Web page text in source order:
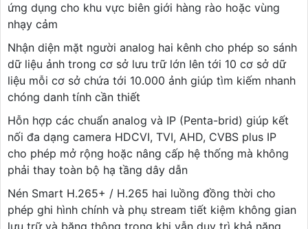
ứng dụng cho khu vực biên giới hàng rào hoặc vùng
nhạy cảm
Nhận diện mặt người analog hai kênh cho phép so sánh
dữ liệu ảnh trong cơ sở lưu trữ lớn lên tới 10 cơ sở dữ
liệu mỗi cơ sở chứa tới 10.000 ảnh giúp tìm kiếm nhanh
chóng danh tính cần thiết
Hỗn hợp các chuẩn analog và IP (Penta-brid) giúp kết
nối đa dạng camera HDCVI, TVI, AHD, CVBS plus IP
cho phép mở rộng hoặc nâng cấp hệ thống mà không
phải thay toàn bộ hạ tầng dây dẫn
Nén Smart H.265+ / H.265 hai luồng đồng thời cho
phép ghi hình chính và phụ stream tiết kiệm không gian